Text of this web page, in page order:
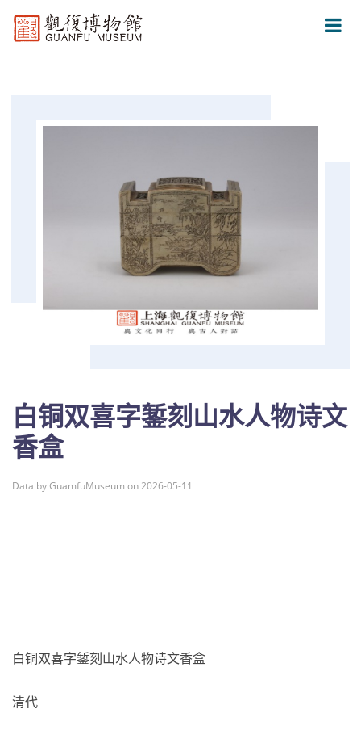
白铜双喜字錾刻山水人物诗文
香盒
Data by GuamfuMuseum on 2026-05-11
白铜双喜字錾刻山水人物诗文香盒
清代